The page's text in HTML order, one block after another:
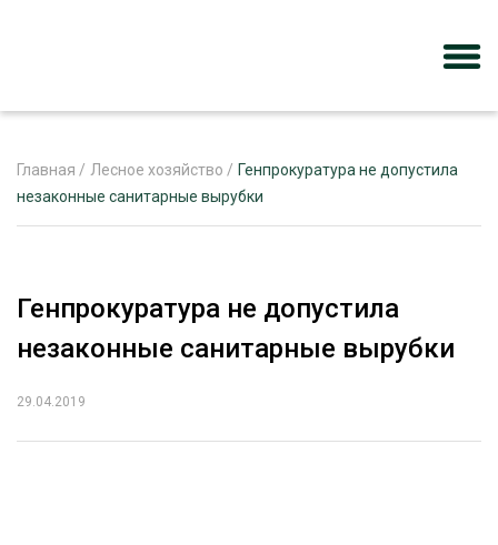
РЕКЛАМОДАТЕЛЯМ
ЛЕСНОЕ ХОЗЯЙСТВО
Главная / Лесное хозяйство / Генпрокуратура не допустила
незаконные санитарные вырубки
Генпрокуратура не допустила
незаконные санитарные вырубки
29.04.2019